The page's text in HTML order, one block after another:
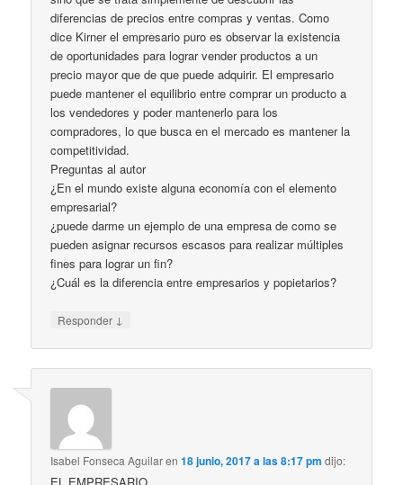
diferencias de precios entre compras y ventas. Como
dice Kirner el empresario puro es observar la existencia
de oportunidades para lograr vender productos a un
precio mayor que de que puede adquirir. El empresario
puede mantener el equilibrio entre comprar un producto a
los vendedores y poder mantenerlo para los
compradores, lo que busca en el mercado es mantener la
competitividad.
Preguntas al autor
¿En el mundo existe alguna economía con el elemento
empresarial?
¿puede darme un ejemplo de una empresa de como se
pueden asignar recursos escasos para realizar múltiples
fines para lograr un fin?
¿Cuál es la diferencia entre empresarios y popietarios?
Responder ↓
Isabel Fonseca Aguilaren18 junio, 2017 a las 8:17 pm dijo: